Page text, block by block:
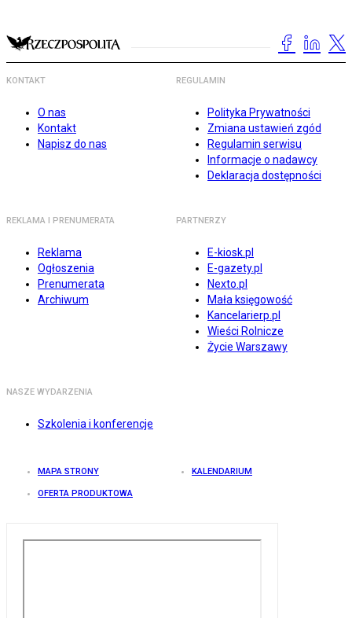
KONTAKT
O nas
Kontakt
Napisz do nas
REGULAMIN
Polityka Prywatności
Zmiana ustawień zgód
Regulamin serwisu
Informacje o nadawcy
Deklaracja dostępności
REKLAMA I PRENUMERATA
Reklama
Ogłoszenia
Prenumerata
Archiwum
PARTNERZY
E-kiosk.pl
E-gazety.pl
Nexto.pl
Mała księgowość
Kancelarierp.pl
Wieści Rolnicze
Życie Warszawy
NASZE WYDARZENIA
Szkolenia i konferencje
MAPA STRONY KALENDARIUM
OFERTA PRODUKTOWA